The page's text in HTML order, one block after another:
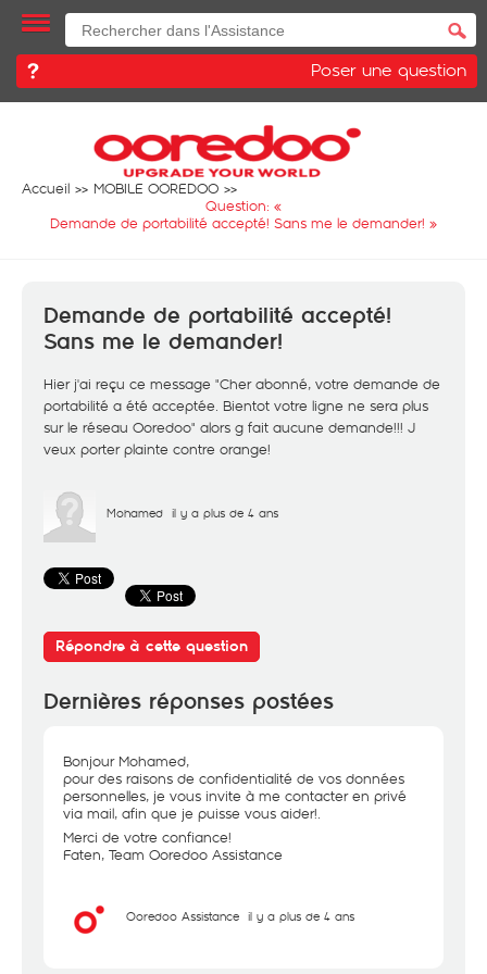
Poser une question
Accueil
MOBILE OOREDOO
Question: «
Demande de portabilité accepté! Sans me le demander! »
Demande de portabilité accepté!
Sans me le demander!
Hier j'ai reçu ce message "Cher abonné, votre demande de
portabilité a été acceptée. Bientot votre ligne ne sera plus
sur le réseau Ooredoo" alors g fait aucune demande!!! J
veux porter plainte contre orange!
Mohamed il y a plus de 4 ans
Répondre à cette question
Dernières réponses postées
Bonjour Mohamed,
pour des raisons de confidentialité de vos données
personnelles, je vous invite à me contacter en privé
via mail, afin que je puisse vous aider!.
Merci de votre confiance!
Faten, Team Ooredoo Assistance
Ooredoo Assistance il y a plus de 4 ans